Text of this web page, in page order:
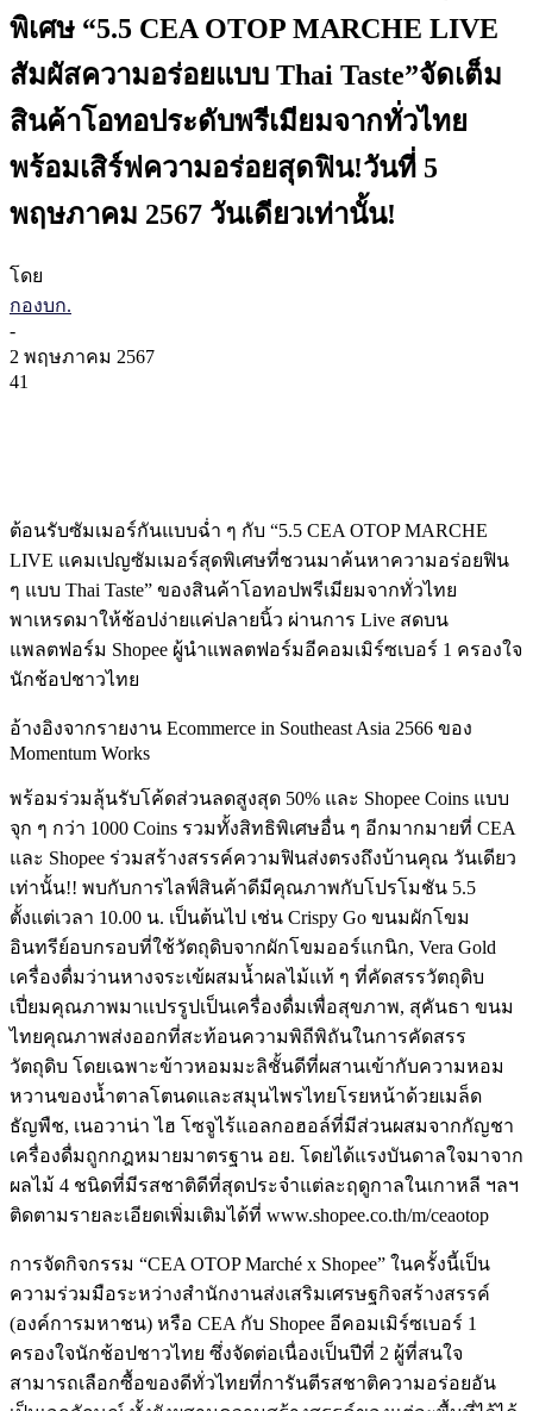
พิเศษ “5.5 CEA OTOP MARCHE LIVE
สัมผัสความอร่อยแบบ Thai Taste”จัดเต็ม
สินค้าโอทอประดับพรีเมียมจากทั่วไทย
พร้อมเสิร์ฟความอร่อยสุดฟิน!วันที่ 5
พฤษภาคม 2567 วันเดียวเท่านั้น!
โดย
กองบก.
-
2 พฤษภาคม 2567
41
ต้อนรับซัมเมอร์กันแบบฉ่ำ ๆ กับ “5.5 CEA OTOP MARCHE
LIVE แคมเปญซัมเมอร์สุดพิเศษที่ชวนมาค้นหาความอร่อยฟิน
ๆ แบบ Thai Taste” ของสินค้าโอทอปพรีเมียมจากทั่วไทย
พาเหรดมาให้ช้อปง่ายแค่ปลายนิ้ว ผ่านการ Live สดบน
แพลตฟอร์ม Shopee ผู้นำแพลตฟอร์มอีคอมเมิร์ซเบอร์ 1 ครองใจ
นักช้อปชาวไทย
อ้างอิงจากรายงาน Ecommerce in Southeast Asia 2566 ของ
Momentum Works
พร้อมร่วมลุ้นรับโค้ดส่วนลดสูงสุด 50% และ Shopee Coins แบบ
จุก ๆ กว่า 1000 Coins รวมทั้งสิทธิพิเศษอื่น ๆ อีกมากมายที่ CEA
และ Shopee ร่วมสร้างสรรค์ความฟินส่งตรงถึงบ้านคุณ วันเดียว
เท่านั้น!! พบกับการไลฟ์สินค้าดีมีคุณภาพกับโปรโมชัน 5.5
ตั้งแต่เวลา 10.00 น. เป็นต้นไป เช่น Crispy Go ขนมผักโขม
อินทรีย์อบกรอบที่ใช้วัตถุดิบจากผักโขมออร์แกนิก, Vera Gold
เครื่องดื่มว่านหางจระเข้ผสมน้ำผลไม้เเท้ ๆ ที่คัดสรรวัตถุดิบ
เปี่ยมคุณภาพมาเเปรรูปเป็นเครื่องดื่มเพื่อสุขภาพ, สุคันธา ขนม
ไทยคุณภาพส่งออกที่สะท้อนความพิถีพิถันในการคัดสรร
วัตถุดิบ โดยเฉพาะข้าวหอมมะลิชั้นดีที่ผสานเข้ากับความหอม
หวานของน้ำตาลโตนดและสมุนไพรไทยโรยหน้าด้วยเมล็ด
ธัญพืช, เนอวาน่า ไฮ โซ​จู​ไร้แอลกอฮอล์​ที่มีส่วนผสมจากกัญชา
เครื่องดื่มถูกกฎหมาย​มาตรฐาน อย. โดยได้แรงบันดาลใจมาจาก
ผลไม้ 4 ชนิดที่มีรสชาติดีที่สุดประจำแต่ละฤดูกาลในเกาหลี ฯลฯ
ติดตามรายละเอียดเพิ่มเติมได้ที่ www.shopee.co.th/m/ceaotop
การจัดกิจกรรม “CEA OTOP Marché x Shopee” ในครั้งนี้เป็น
ความร่วมมือระหว่างสำนักงานส่งเสริมเศรษฐกิจสร้างสรรค์
(องค์การมหาชน) หรือ CEA กับ Shopee อีคอมเมิร์ซเบอร์ 1
ครองใจนักช้อปชาวไทย ซึ่งจัดต่อเนื่องเป็นปีที่ 2 ผู้ที่สนใจ
สามารถเลือกซื้อของดีทั่วไทยที่การันตีรสชาติความอร่อยอัน